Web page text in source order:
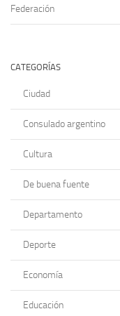
Federación
CATEGORÍAS
Ciudad
Consulado argentino
Cultura
De buena fuente
Departamento
Deporte
Economía
Educación